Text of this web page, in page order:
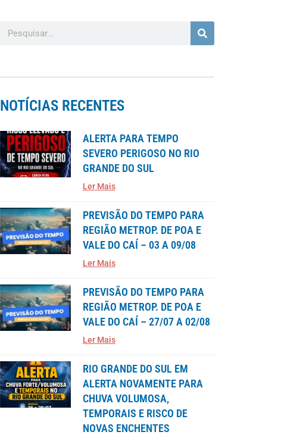
NOTÍCIAS RECENTES
ALERTA PARA TEMPO
SEVERO PERIGOSO NO RIO
GRANDE DO SUL
Ler Mais
PREVISÃO DO TEMPO PARA
REGIÃO METROP. DE POA E
VALE DO CAÍ – 03 A 09/08
Ler Mais
PREVISÃO DO TEMPO PARA
REGIÃO METROP. DE POA E
VALE DO CAÍ – 27/07 A 02/08
Ler Mais
RIO GRANDE DO SUL EM
ALERTA NOVAMENTE PARA
CHUVA VOLUMOSA,
TEMPORAIS E RISCO DE
NOVAS ENCHENTES